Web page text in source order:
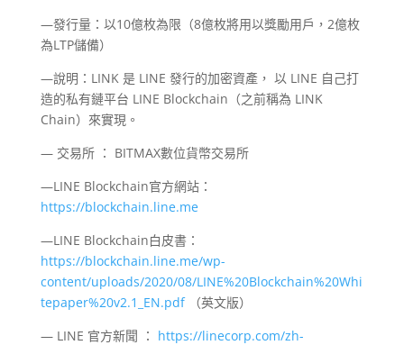
—發行量：以10億枚為限（8億枚將用以獎勵用戶，2億枚
為LTP儲備）
—說明：LINK 是 LINE 發行的加密資產， 以 LINE 自己打
造的私有鏈平台 LINE Blockchain（之前稱為 LINK
Chain）來實現。
— 交易所 ： BITMAX數位貨幣交易所
—LINE Blockchain官方網站：
https://blockchain.line.me
—LINE Blockchain白皮書：
https://blockchain.line.me/wp-
content/uploads/2020/08/LINE%20Blockchain%20Whi
tepaper%20v2.1_EN.pdf（英文版）
— LINE 官方新聞 ： https://linecorp.com/zh-